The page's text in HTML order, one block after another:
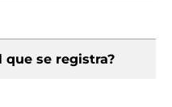
que se registra?